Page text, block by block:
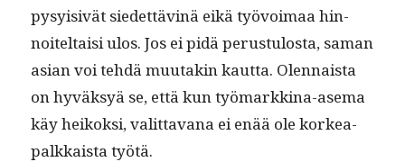
pysy­i­sivät siedet­täv­inä eikä työvoimaa hin­
noiteltaisi ulos. Jos ei pidä perus­tu­losta, saman
asian voi tehdä muu­takin kaut­ta. Olen­naista
on hyväksyä se, että kun työ­markki­na-ase­ma
käy heikok­si, valit­ta­vana ei enää ole korkea­
palkkaista työtä.